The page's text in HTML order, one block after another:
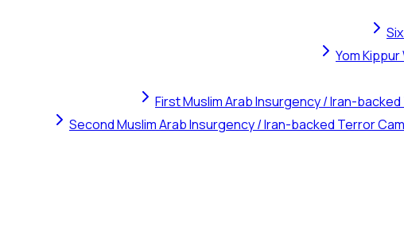
Yom
First Muslim Arab Insurgency / Iran-
Second Muslim Arab Insurgency / Iran-backed Terror